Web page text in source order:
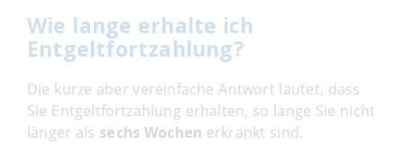
Wie lange erhalte ich
Entgeltfortzahlung?
Die kurze aber vereinfache Antwort lautet, dass
Sie Entgeltfortzahlung erhalten, so lange Sie nicht
länger als sechs Wochen erkrankt sind.